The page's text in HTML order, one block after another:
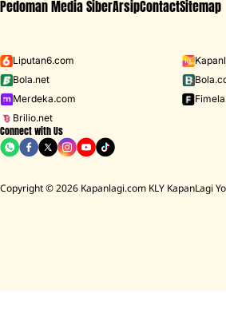
Pedoman Media SiberArsipContactSitemap
Liputan6.com
Bola.net
Merdeka.com
Brilio.net
Connect with Us
Copyright © 2026 Kapanlagi.com KLY KapanLagi